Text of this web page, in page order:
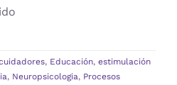
, Educación, estimulación
, Neuropsicologia, Procesos